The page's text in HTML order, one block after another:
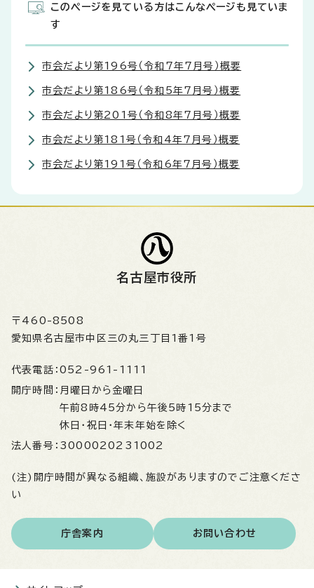
このページを見ている方はこんなページも見ていま
す
市会だより第196号（令和7年7月号）概要
市会だより第186号（令和5年7月号）概要
市会だより第201号（令和8年7月号）概要
市会だより第181号（令和4年7月号）概要
市会だより第191号（令和6年7月号）概要
名古屋市役所
〒460-8508
愛知県名古屋市中区三の丸三丁目1番1号
代表電話： 052-961-1111
開庁時間： 月曜日から金曜日
午前8時45分から午後5時15分まで
休日・祝日・年末年始を除く
法人番号： 3000020231002
(注)開庁時間が異なる組織、施設がありますのでご注意くださ
い
庁舎案内 お問い合わせ